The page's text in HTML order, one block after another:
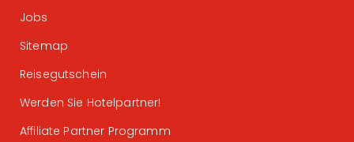
Jobs
Sitemap
Reisegutschein
Werden Sie Hotelpartner!
Affiliate Partner Programm